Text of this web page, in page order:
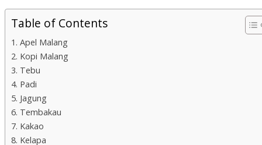
Table of Contents
1. Apel Malang
2. Kopi Malang
3. Tebu
4. Padi
5. Jagung
6. Tembakau
7. Kakao
8. Kelapa